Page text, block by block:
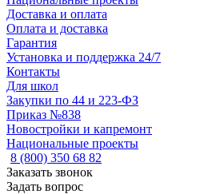
Доставка и оплата
Оплата и доставка
Гарантия
Установка и поддержка 24/7
Контакты
Для школ
Закупки по 44 и 223-ФЗ
Приказ №838
Новостройки и капремонт
Национальные проекты
8 (800) 350 68 82
Заказать звонок
Задать вопрос